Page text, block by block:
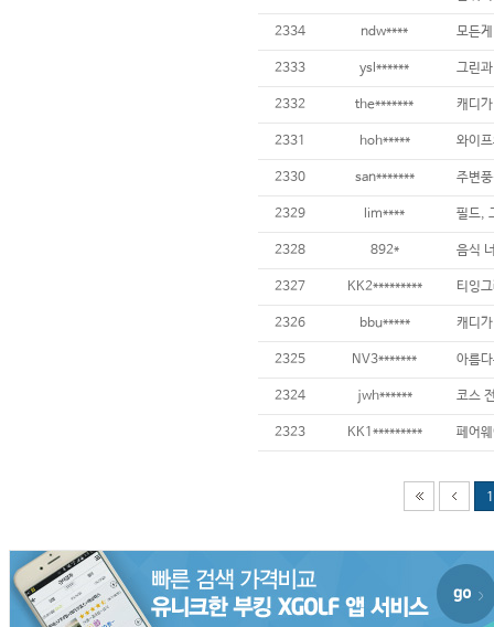
2334 ndw****
2333 ysl****** 그린
2332 the*******
2331 hoh*****
2330 san*******
2329 lim****
2328 892* 음식
2327 KK2*********
2326 bbu*****
2325 NV3*******
2324 jwh****** 코스
2323 KK1*********
1